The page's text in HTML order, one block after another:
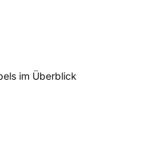
im Überblick